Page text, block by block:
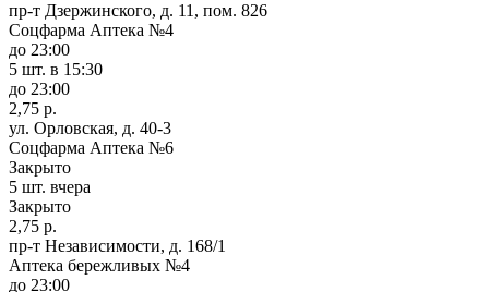
пр-т Дзержинского, д. 11, пом. 826
Соцфарма Аптека №4
до 23:00
5 шт. в 15:30
до 23:00
2,75 р.
ул. Орловская, д. 40-3
Соцфарма Аптека №6
Закрыто
5 шт. вчера
Закрыто
2,75 р.
пр-т Независимости, д. 168/1
Аптека бережливых №4
до 23:00